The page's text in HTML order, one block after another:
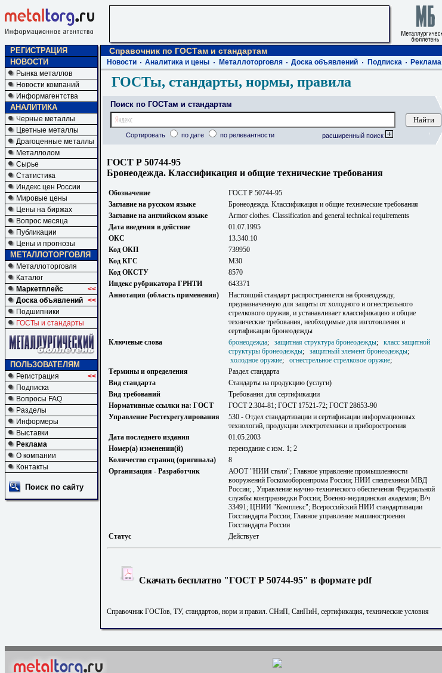
РЕГИСТРАЦИЯ
НОВОСТИ
Рынка металлов
Новости компаний
Информагентства
АНАЛИТИКА
Черные металлы
Цветные металлы
Драгоценные металлы
Металлолом
Сырье
Статистика
Индекс цен России
Мировые цены
Цены на биржах
Вопрос месяца
Публикации
Цены и прогнозы
МЕТАЛЛОТОРГОВЛЯ
Металлоторговля
Каталог
Маркетплейс
<<
Доска объявлений <<
Подшипники
ГОСТы и стандарты
ПОЛЬЗОВАТЕЛЯМ
Регистрация
<<
Подписка
Вопросы FAQ
Разделы
Информеры
Выставки
Реклама
О компании
Контакты
Поиск по сайту
Справочник по ГОСТам и стандартам
Новости Аналитика и цены Металлоторговля Доска объявлений Подписка Реклама
ГОСТы, стандарты, нормы, правила
Поиск по ГОСТам и стандартам
Сортировать по дате по релевантности расширенный поиск
ГОСТ Р 50744-95
Бронеодежда. Классификация и общие технические требования
Обозначение
ГОСТ Р 50744-95
Заглавие на русском языке
Бронеодежда. Классификация и общие технические требования
Заглавие на английском языке
Armor clothes. Classification and general technical requirements
Дата введения в действие
01.07.1995
ОКС
13.340.10
Код ОКП
739950
Код КГС
М30
Код ОКСТУ
8570
Индекс рубрикатора ГРНТИ
643371
Аннотация (область применения)
Настоящий стандарт распространяется на бронеодежду,
предназначенную для защиты от холодного и огнестрельного
стрелкового оружия, и устанавливает классификацию и общие
технические требования, необходимые для изготовления и
сертификации бронеодежды
Ключевые слова
бронеодежда; защитная структура бронеодежды; класс защитной
структуры бронеодежды; защитный элемент бронеодежды;
холодное оружие; огнестрельное стрелковое оружие;
Термины и определения
Раздел стандарта
Вид стандарта
Стандарты на продукцию (услуги)
Вид требований
Требования для сертификации
Нормативные ссылки на: ГОСТ
ГОСТ 2.304-81; ГОСТ 17521-72; ГОСТ 28653-90
Управление Ростехрегулирования
530 - Отдел стандартизации и сертификации информационных
технологий, продукции электротехники и приборостроения
Дата последнего издания
01.05.2003
Номер(а) изменении(й)
переиздание с изм. 1; 2
Количество страниц (оригинала)
8
Организация - Разработчик
АООТ "НИИ стали"; Главное управление промышленности
вооружений Госкомоборонпрома России; НИИ спецтехники МВД
России; , Управление научно-технического обеспечения Федеральной
службы контрразведки России; Военно-медицинская академия; В/ч
33491; ЦНИИ "Комплекс"; Всероссийский НИИ стандартизации
Госстандарта России; Главное управление машиностроения
Госстандарта России
Статус
Действует
Скачать бесплатно "ГОСТ Р 50744-95" в формате pdf
Справочник ГОСТов, ТУ, стандартов, норм и правил. СНиП, СанПиН, сертификация, технические условия